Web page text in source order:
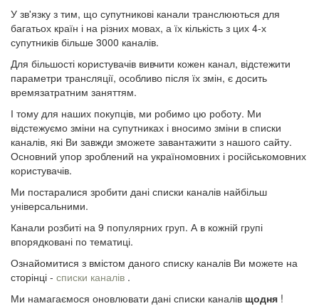
У зв'язку з тим, що супутникові канали транслюються для
багатьох країн і на різних мовах, а їх кількість з цих 4-х
супутників більше 3000 каналів.
Для більшості користувачів вивчити кожен канал, відстежити
параметри трансляції, особливо після їх змін, є досить
времязатратним заняттям.
І тому для наших покупців, ми робимо цю роботу. Ми
відстежуємо зміни на супутниках і вносимо зміни в списки
каналів, які Ви завжди зможете завантажити з нашого сайту.
Основний упор зроблений на україномовних і російськомовних
користувачів.
Ми постаралися зробити дані списки каналів найбільш
універсальними.
Канали розбиті на 9 популярних груп. А в кожній групі
впорядковані по тематиці.
Ознайомитися з вмістом даного списку каналів Ви можете на
сторінці - списки каналів .
Ми намагаємося оновлювати дані списки каналів щодня !